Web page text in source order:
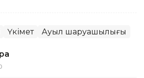
Үкімет Ауыл шаруашылығы